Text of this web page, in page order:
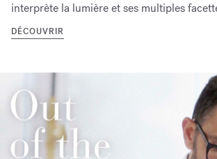
interprète la lumière et ses multiples
DÉCOUVRIR